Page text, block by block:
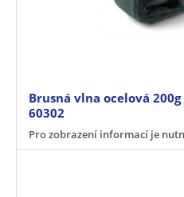
Brusná vlna ocelová
60302
Pro zobrazení informací je